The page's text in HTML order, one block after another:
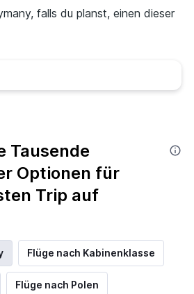
falls du planst, einen dieser
Tausende
Optionen für
Trip auf
Flüge nach Kabinenklasse
Flüge nach Polen